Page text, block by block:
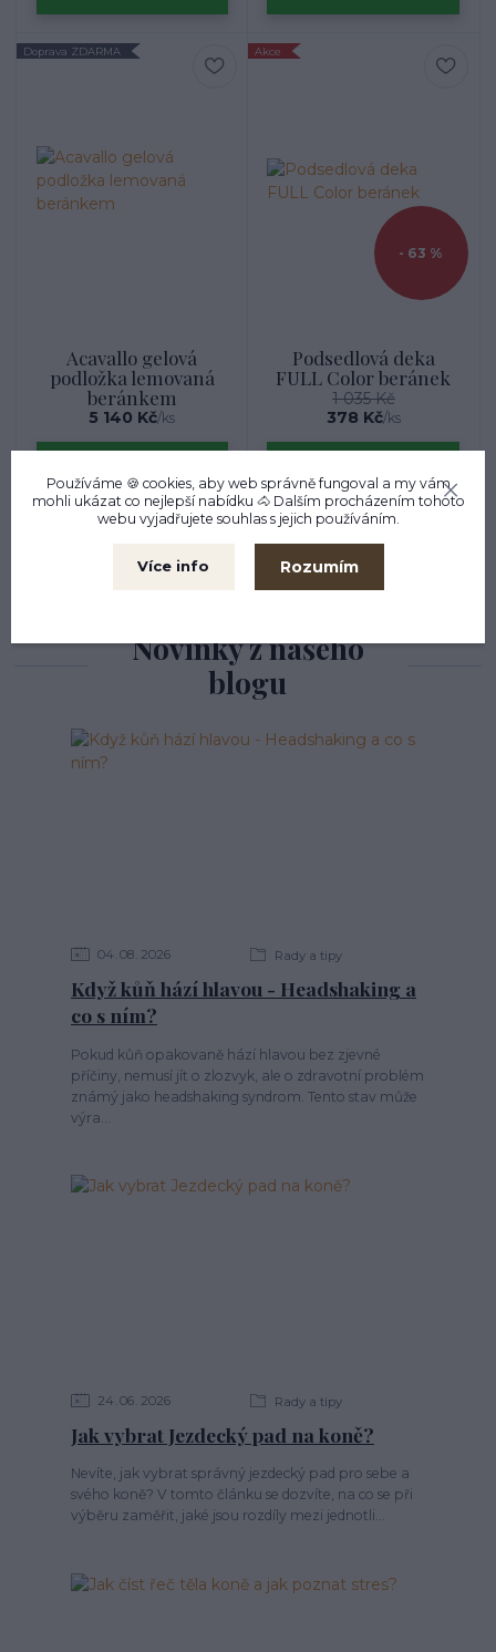
Doprava ZDARMA
Acavallo gelová
podložka lemovaná
beránkem
5 140 Kč/ks
Akce
- 63 %
Podsedlová deka
FULL Color beránek
1 035 Kč
378 Kč/ks
Novinky z našeho
blogu
04 08 2026 Rady a tipy
Když kůň hází hlavou - Headshaking a
co s ním?
Pokud kůň opakovaně hází hlavou bez zjevné
příčiny, nemusí jít o zlozvyk, ale o zdravotní problém
známý jako headshaking syndrom. Tento stav může
výra...
24 06 2026 Rady a tipy
Jak vybrat Jezdecký pad na koně?
Nevíte, jak vybrat správný jezdecký pad pro sebe a
svého koně? V tomto článku se dozvíte, na co se při
výběru zaměřit, jaké jsou rozdíly mezi jednotli...
Používáme 🍪 cookies, aby web správně fungoval a my vám
mohli ukázat co nejlepší nabídku 🐴 Dalším procházením tohoto
webu vyjadřujete souhlas s jejich používáním.
Více info Rozumím